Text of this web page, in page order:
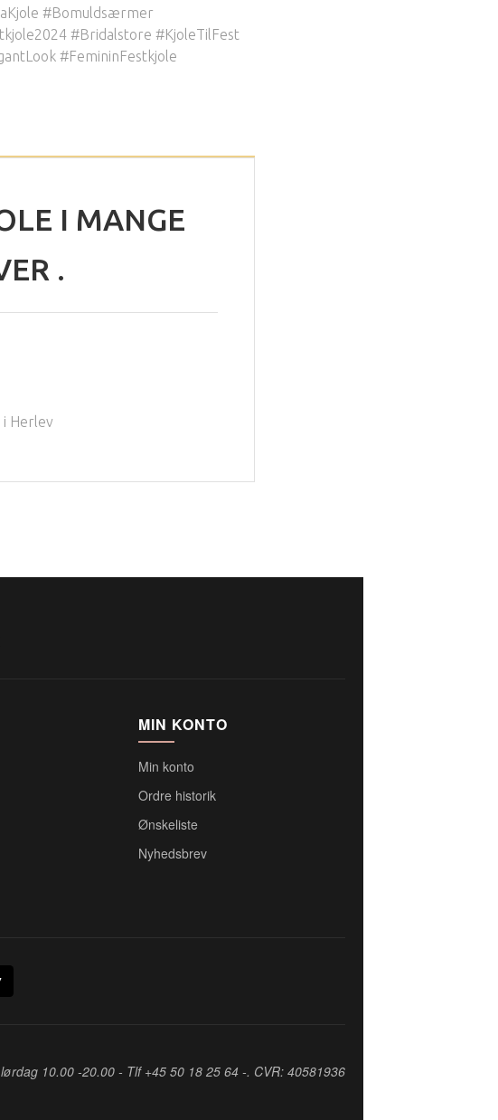
#Bomuldsærmer
#Bridalstore #KjoleTilFest
#FemininFestkjole
I MANGE
.
i Herlev
MIN KONTO
Min konto
Ordre historik
Ønskeliste
Nyhedsbrev
10.00 -20.00 - Tlf +45 50 18 25 64 -. CVR: 40581936